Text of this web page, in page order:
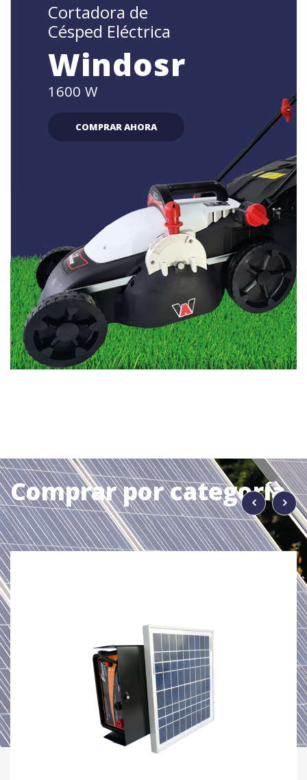
Cortadora de
Césped Eléctrica
Windosr
1600 W
COMPRAR AHORA
Comprar por categoría